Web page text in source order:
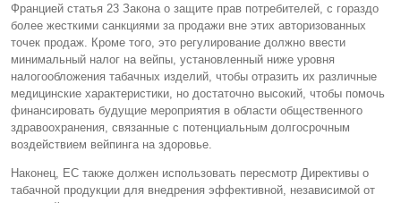
Францией статья 23 Закона о защите прав потребителей, с гораздо
более жесткими санкциями за продажи вне этих авторизованных
точек продаж. Кроме того, это регулирование должно ввести
минимальный налог на вейпы, установленный ниже уровня
налогообложения табачных изделий, чтобы отразить их различные
медицинские характеристики, но достаточно высокий, чтобы помочь
финансировать будущие мероприятия в области общественного
здравоохранения, связанные с потенциальным долгосрочным
воздействием вейпинга на здоровье.
Наконец, ЕС также должен использовать пересмотр Директивы о
табачной продукции для внедрения эффективной, независимой от